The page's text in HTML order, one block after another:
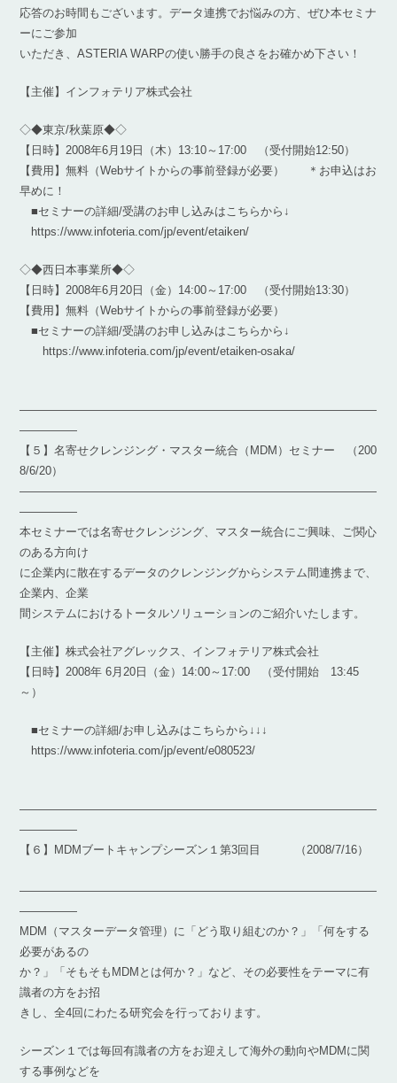
応答のお時間もございます。データ連携でお悩みの方、ぜひ本セミナ
ーにご参加
いただき、ASTERIA WARPの使い勝手の良さをお確かめ下さい！
【主催】インフォテリア株式会社
◇◆東京/秋葉原◆◇
【日時】2008年6月19日（木）13:10～17:00 （受付開始12:50）
【費用】無料（Webサイトからの事前登録が必要） ＊お申込はお
早めに！
■セミナーの詳細/受講のお申し込みはこちらから↓
https://www.infoteria.com/jp/event/etaiken/
◇◆西日本事業所◆◇
【日時】2008年6月20日（金）14:00～17:00 （受付開始13:30）
【費用】無料（Webサイトからの事前登録が必要）
■セミナーの詳細/受講のお申し込みはこちらから↓
https://www.infoteria.com/jp/event/etaiken-osaka/
―――――――――――――――――――――――――――――――
―――――
【５】名寄せクレンジング・マスター統合（MDM）セミナー （200
8/6/20）
―――――――――――――――――――――――――――――――
―――――
本セミナーでは名寄せクレンジング、マスター統合にご興味、ご関心
のある方向け
に企業内に散在するデータのクレンジングからシステム間連携まで、
企業内、企業
間システムにおけるトータルソリューションのご紹介いたします。
【主催】株式会社アグレックス、インフォテリア株式会社
【日時】2008年 6月20日（金）14:00～17:00 （受付開始 13:45
～）
■セミナーの詳細/お申し込みはこちらから↓↓↓
https://www.infoteria.com/jp/event/e080523/
―――――――――――――――――――――――――――――――
―――――
【６】MDMブートキャンプシーズン１第3回目 （2008/7/16）
―――――――――――――――――――――――――――――――
―――――
MDM（マスターデータ管理）に「どう取り組むのか？」「何をする
必要があるの
か？」「そもそもMDMとは何か？」など、その必要性をテーマに有
識者の方をお招
きし、全4回にわたる研究会を行っております。
シーズン１では毎回有識者の方をお迎えして海外の動向やMDMに関
する事例などを